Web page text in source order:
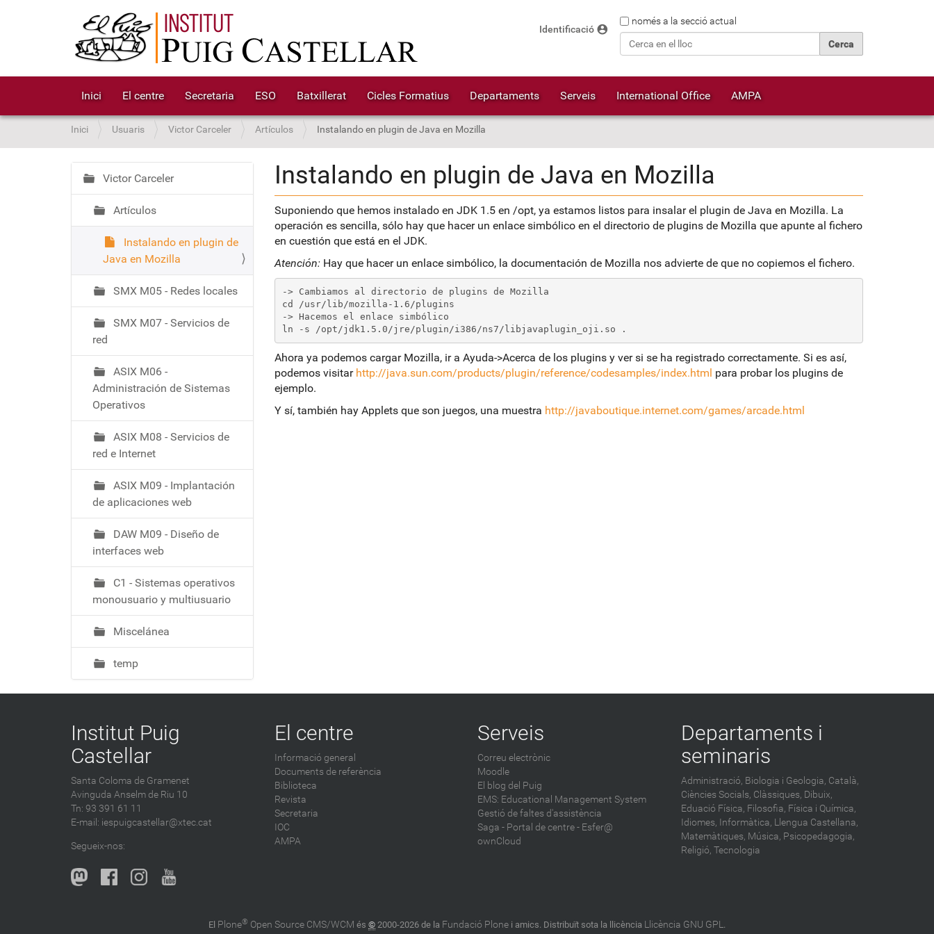
Cercanomés a la secció actual
Identificació account_circle
Inici El centre Secretaria ESO Batxillerat Cicles Formatius Departaments Serveis International Office AMPA
S
o
u
:
Inici Usuaris Victor Carceler Artículos Instalando en plugin de Java en Mozilla
Instalando en plugin de Java en Mozilla
Suponiendo que hemos instalado en JDK 1.5 en /opt, ya estamos listos para insalar el plugin de Java en Mozilla. La
operación es sencilla, sólo hay que hacer un enlace simbólico en el directorio de plugins de Mozilla que apunte al fichero
en cuestión que está en el JDK.
Atención:Hay que hacer un enlace simbólico, la documentación de Mozilla nos advierte de que no copiemos el fichero.
-> Cambiamos al directorio de plugins de Mozilla
cd /usr/lib/mozilla-1.6/plugins
-> Hacemos el enlace simbólico
ln -s /opt/jdk1.5.0/jre/plugin/i386/ns7/libjavaplugin_oji.so .
Ahora ya podemos cargar Mozilla, ir a Ayuda->Acerca de los plugins y ver si se ha registrado correctamente. Si es así,
podemos visitar http://java.sun.com/products/plugin/reference/codesamples/index.html para probar los plugins de
ejemplo.
Y sí, también hay Applets que son juegos, una muestra http://javaboutique.internet.com/games/arcade.html
N
a
e
c
Victor Carceler
Artículos
Instalando en plugin de
Java en Mozilla
SMX M05 - Redes locales
SMX M07 - Servicios de
red
ASIX M06 -
Administración de Sistemas
Operativos
ASIX M08 - Servicios de
red e Internet
ASIX M09 - Implantación
de aplicaciones web
DAW M09 - Diseño de
interfaces web
C1 - Sistemas operativos
monousuario y multiusuario
Miscelánea
temp
Institut Puig
Castellar
Santa Coloma de Gramenet
Avinguda Anselm de Riu 10
Tn: 93 391 61 11
E-mail: iespuigcastellar@xtec.cat
Segueix-nos:
El centre
Informació general
Documents de referència
Biblioteca
Revista
Secretaria
IOC
AMPA
Serveis
Correu electrònic
Moodle
El blog del Puig
EMS: Educational Management System
Gestió de faltes d'assistència
Saga - Portal de centre - Esfer@
ownCloud
Departaments i
seminaris
Administració, Biologia i Geologia, Català,
Ciències Socials, Clàssiques, Dibuix,
Eduació Física, Filosofia, Física i Química,
Idiomes, Informàtica, Llengua Castellana,
Matemàtiques, Música, Psicopedagogia,
Religió, Tecnologia
El Plone® Open Source CMS/WCM és © 2000-2026 de la Fundació Plone i amics. Distribuït sota la llicència Llicència GNU GPL.